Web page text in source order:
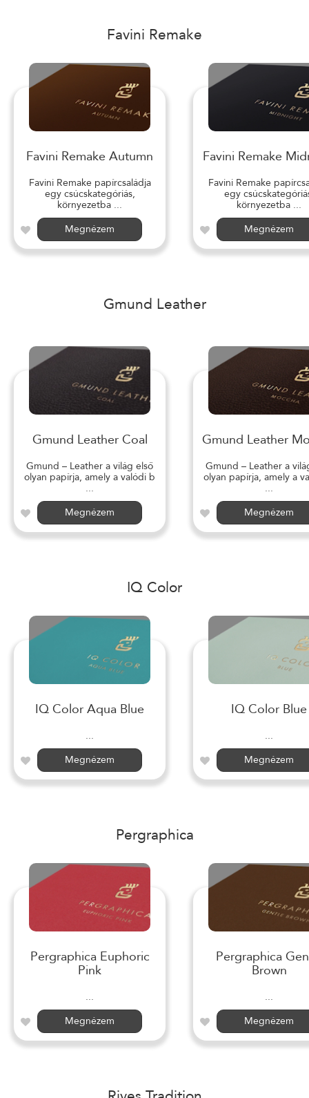
Favini Remake
Favini Remake Autumn
Favini Remake papírcsaládja
egy csúcskategóriás,
környezetba ...
Megnézem
Favini Remake
Favini Remake
egy
környezetba ...
Megnézem
Gmund Leather
Gmund Leather Coal
Gmund – Leather a világ első
olyan papírja, amely a valódi b
...
Megnézem
Gmund Leather
Gmund – Leather a
olyan papírja, amely a
...
Megnézem
IQ Color
IQ Color Aqua Blue
...
Megnézem
IQ Color Blue
...
Megnézem
Pergraphica
Pergraphica Euphoric
Pink
...
Megnézem
Pergraphica
Brown
...
Megnézem